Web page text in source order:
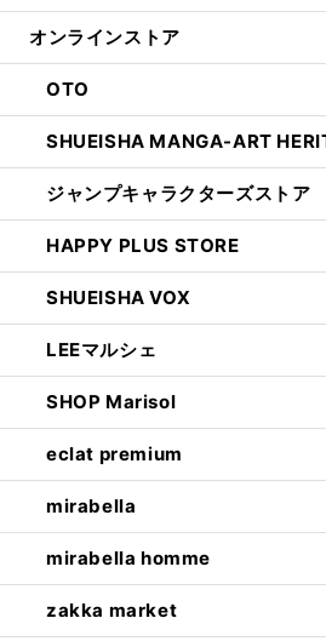
オンラインストア
OTO
SHUEISHA MANGA-ART
ジャンプキャラクターズストア
HAPPY PLUS STORE
SHUEISHA VOX
LEEマルシェ
SHOP Marisol
eclat premium
mirabella
mirabella homme
zakka market